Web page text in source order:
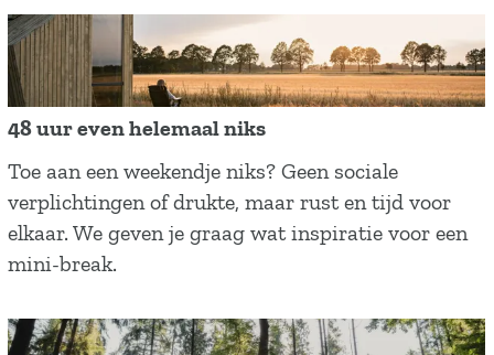
z
i
n
i
g
e
n
a
r
o
m
d
e
D
r
e
t
48 uur even helemaal niks
4
8
u
u
e
Toe aan een weekendje niks? Geen sociale
verplichtingen of drukte, maar rust en tijd voor
elkaar. We geven je graag wat inspiratie voor een
mini-break.